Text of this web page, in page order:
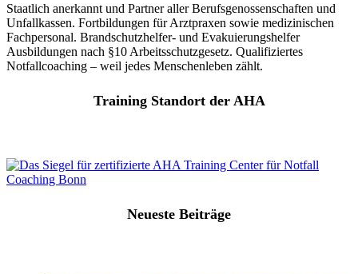
Staatlich anerkannt und Partner aller Berufsgenossenschaften und
Unfallkassen. Fortbildungen für Arztpraxen sowie medizinischen
Fachpersonal. Brandschutzhelfer- und Evakuierungshelfer
Ausbildungen nach §10 Arbeitsschutzgesetz. Qualifiziertes
Notfallcoaching – weil jedes Menschenleben zählt.
Training Standort der AHA
Neueste Beiträge